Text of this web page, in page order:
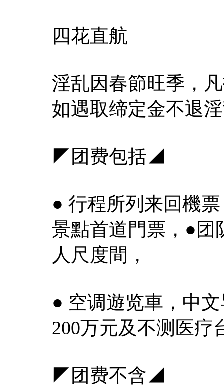
四花直航
淫乱因春節旺季，
如遇取缔定金不退
◤团费包括◢
● 行程所列来回機
景點首道門票，●团
人尺度間，
● 空调遊览車，中
200万元及不测医疗
◤团费不含◢